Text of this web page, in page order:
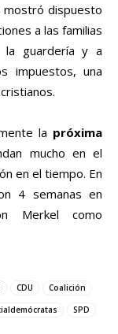
mostró dispuesto
a las familias
la guardería y a
impuestos, una
la próxima
mucho en el
en el tiempo. En
4 semanas en
Merkel como
CDU
Coalición
SPD